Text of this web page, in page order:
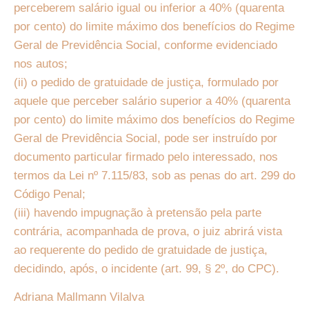
perceberem salário igual ou inferior a 40% (quarenta
por cento) do limite máximo dos benefícios do Regime
Geral de Previdência Social, conforme evidenciado
nos autos;
(ii) o pedido de gratuidade de justiça, formulado por
aquele que perceber salário superior a 40% (quarenta
por cento) do limite máximo dos benefícios do Regime
Geral de Previdência Social, pode ser instruído por
documento particular firmado pelo interessado, nos
termos da Lei nº 7.115/83, sob as penas do art. 299 do
Código Penal;
(iii) havendo impugnação à pretensão pela parte
contrária, acompanhada de prova, o juiz abrirá vista
ao requerente do pedido de gratuidade de justiça,
decidindo, após, o incidente (art. 99, § 2º, do CPC).
Adriana Mallmann Vilalva